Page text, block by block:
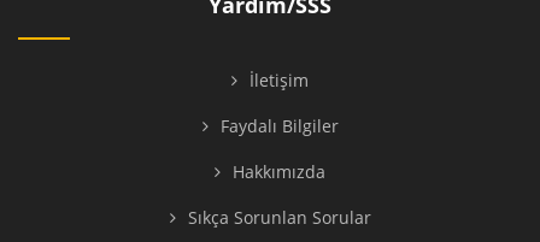
İletişim
Faydalı Bilgiler
Hakkımızda
Sıkça Sorunlan Sorular